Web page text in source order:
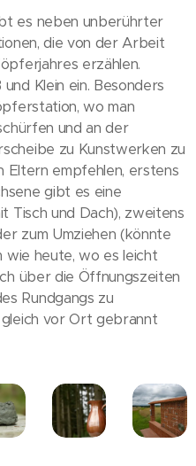
es neben unberührter
die von der Arbeit
erzählen.
Klein ein. Besonders
wo man
und an der
zu Kunstwerken zu
Eltern empfehlen, erstens
gibt es eine
Tisch und Dach), zweitens
zum Umziehen (könnte
wie heute, wo es leicht
über die Öffnungszeiten
Rundgangs zu
vor Ort gebrannt